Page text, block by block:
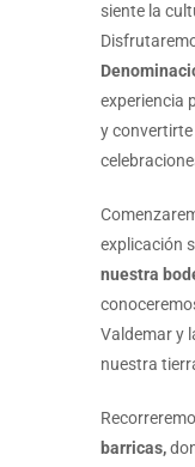
siente la
experiencia
y
explicación
nuestra
Valdemar y
nuestra
barricas,